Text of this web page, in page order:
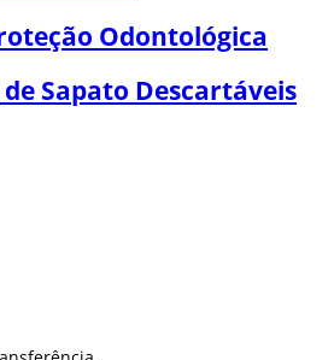
Odontológica
Sapato Descartáveis